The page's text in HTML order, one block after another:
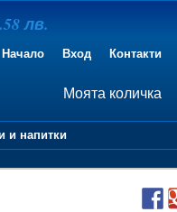
Начало Вход Контакти
Моята количка
и напитки
лв.